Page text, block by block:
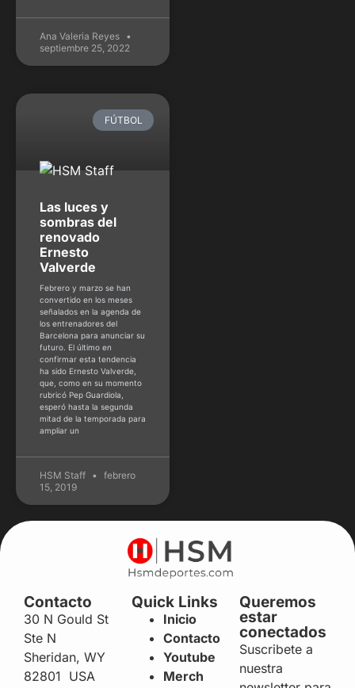
Ana Valeria Reyes
septiembre 25, 2022
FÚTBOL
Las luces y
sombras del
renovado
Ernesto
Valverde
Febrero y marzo se han
convertido en los meses
señalados en la agenda de
los entrenadores del
Barcelona para anunciar su
futuro. El último en
confirmar esta tendencia
ha sido Ernesto Valverde,
que, como en su momento
rubricó Pep Guardiola,
esperó hasta la segunda
mitad de la temporada para
ampliar un
HSM Staff
febrero
15, 2019
Contacto
30 N Gould St
Ste N
Sheridan, WY
82801 USA
Quick Links
Inicio
Contacto
Youtube
Merch
Queremos
estar
conectados
Suscribete a
nuestra